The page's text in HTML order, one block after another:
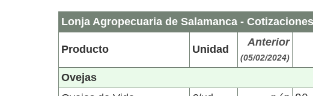
Lonja Agropecuaria de Salamanca -
Producto Unidad
Anterior
(05/02/2024)
Ovejas